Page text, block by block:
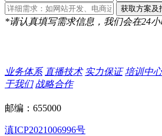
*请认真填写需求信息，我们会在24小
业务体系 直播技术 实力保证 培训中心
于我们 战略合作
邮编：655000
滇ICP2021006996号